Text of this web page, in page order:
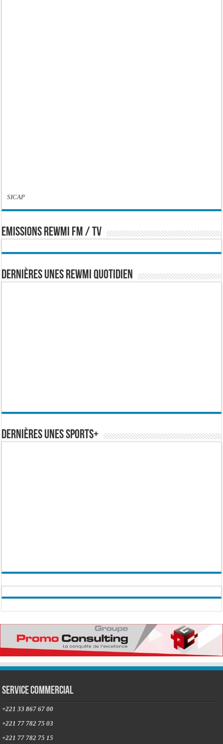
SICAP
EMISSIONS REWMI FM / TV
Dernières Unes Rewmi Quotidien
Dernières Unes Sports+
Service commercial
+221 33 867 67 00
+221 77 782 75 03
+221 77 782 75 15